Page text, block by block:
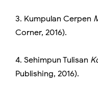
3. Kumpulan Cerpen
Corner, 2016).
4. Sehimpun Tulisan
Publishing, 2016).